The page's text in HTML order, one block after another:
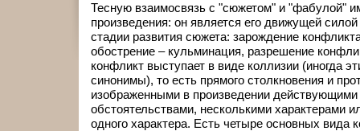
Тесную взаимосвязь с "сюжетом" и "фабулой"
произведения: он является его движущей
стадии развития сюжета: зарождение
обострение – кульминация, разрешение
конфликт выступает в виде коллизии (иногда
синонимы), то есть прямого столкновения и
изображенными в произведении
обстоятельствами, несколькими характерами
одного характера. Есть четыре основных вида